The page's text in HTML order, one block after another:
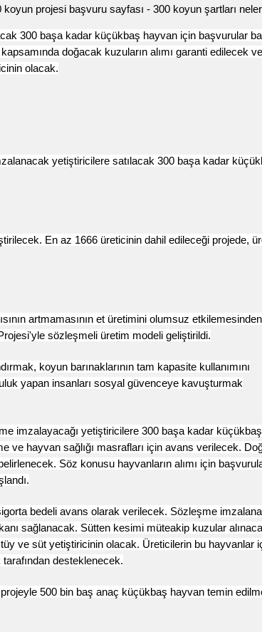
300 başa kadar küçükbaş hayvan için başvurular
doğacak kuzuların alımı garanti edilecek
olacak.
yetiştiricilere satılacak 300 başa kadar
En az 1666 üreticinin dahil edileceği projede,
artmamasının et üretimini olumsuz etkilemesinden
sözleşmeli üretim modeli geliştirildi.
koyun barınaklarının tam kapasite kullanımını
yapan insanları sosyal güvenceye kavuşturmak
imzalayacağı yetiştiricilere 300 başa kadar küçükbaş
ve hayvan sağlığı masrafları için avans verilecek.
Söz konusu hayvanların alımı için
bedeli avans olarak verilecek. Sözleşme
sağlanacak. Sütten kesimi müteakip kuzular
ve süt yetiştiricinin olacak. Üreticilerin bu hayvanlar
desteklenecek.
500 bin baş anaç küçükbaş hayvan temin